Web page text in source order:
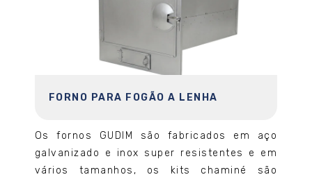
FORNO PARA FOGÃO A LENHA
Os fornos GUDIM são fabricados em aço
galvanizado e inox super resistentes e em
vários tamanhos, os kits chaminé são